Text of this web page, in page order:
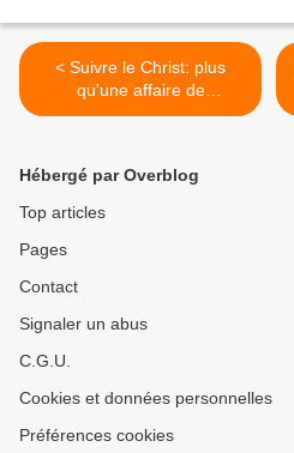
< Suivre le Christ: plus
qu'une affaire de
sentiments - Homélie
Hébergé par Overblog
Top articles
Pages
Contact
Signaler un abus
C.G.U.
Cookies et données personnelles
Préférences cookies